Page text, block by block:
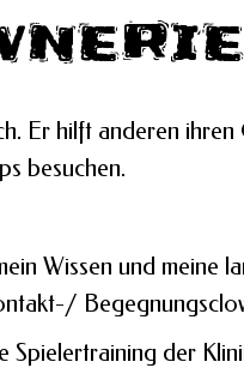
Er hilft anderen
besuchen.
Wissen und meine
Spielertraining der